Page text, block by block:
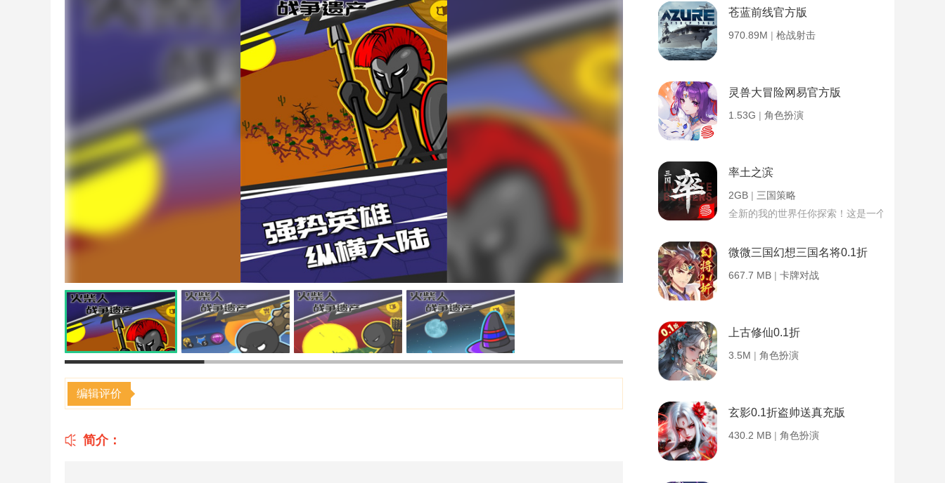
编辑评价
简介：
苍蓝前线官方版
970.89M | 枪战射击
灵兽大冒险网易官方版
1.53G | 角色扮演
率土之滨
2GB | 三国策略
全新的我的世界任你探索！这是一个小提示字段。
微微三国幻想三国名将0.1折
667.7 MB | 卡牌对战
上古修仙0.1折
3.5M | 角色扮演
玄影0.1折盗帅送真充版
430.2 MB | 角色扮演